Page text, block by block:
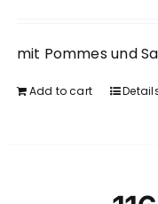
mit Pommes und
Add to cart